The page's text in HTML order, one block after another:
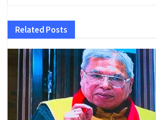
Related Posts